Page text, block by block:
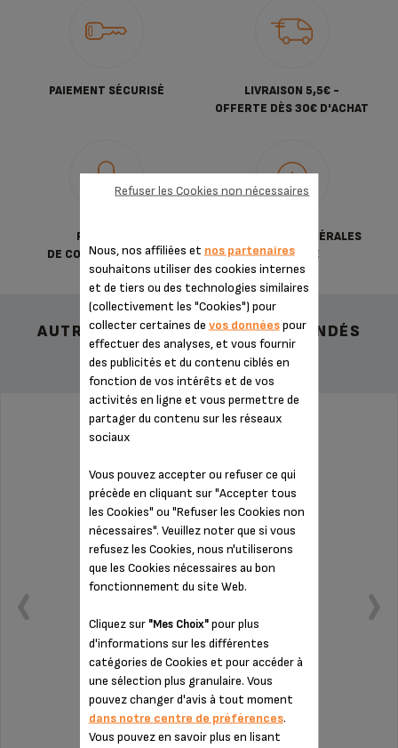
PAIEMENT SÉCURISÉ
LIVRAISON 5,5€ -
OFFERTE DÈS 30€ D'ACHAT
POLITIQUE
DE CONFIDENTIALITÉ
CONDITIONS GÉNÉRALES
DE VENTE
AUTRES ACCESSOIRES RECOMMANDÉS
PORTE-FILTRE SS-9100052758
Accueille les filtres de plusieurs capacités
Nous, nos affiliées et nos partenaires
souhaitons utiliser des cookies internes
et de tiers ou des technologies similaires
(collectivement les "Cookies") pour
collecter certaines de vos donnéespour
effectuer des analyses, et vous fournir
des publicités et du contenu ciblés en
fonction de vos intérêts et de vos
activités en ligne et vous permettre de
partager du contenu sur les réseaux
sociaux
Vous pouvez accepter ou refuser ce qui
précède en cliquant sur "Accepter tous
les Cookies" ou "Refuser les Cookies non
nécessaires". Veuillez noter que si vous
refusez les Cookies, nous n'utiliserons
que les Cookies nécessaires au bon
fonctionnement du site Web.
Cliquez sur "Mes Choix"pour plus
d'informations sur les différentes
catégories de Cookies et pour accéder à
une sélection plus granulaire. Vous
pouvez changer d'avis à tout moment
dans notre centre de préférences.
Vous pouvez en savoir plus en lisant
Refuser les Cookies non nécessaires